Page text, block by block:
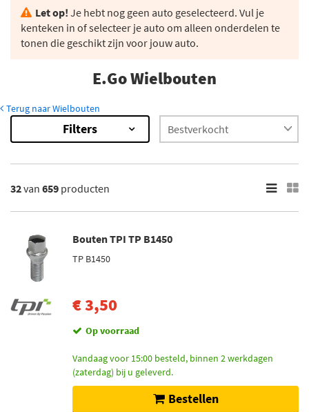
Let op! Je hebt nog geen auto geselecteerd. Vul je
kenteken in of selecteer je auto om alleen onderdelen te
tonen die geschikt zijn voor jouw auto.
E.Go Wielbouten
Terug naar Wielbouten
Resultaten
×
Mijnautoonderdelen (5)
TPI (36)
Toon meer
Niet op voorraad (425)
Op voorraad (234)
Filters
32van 659 producten
Bouten TPI TP B1450
TP B1450
€ 3,50
Op voorraad
Vandaag voor 15:00 besteld, binnen 2 werkdagen
(zaterdag) bij u geleverd.
Bestellen